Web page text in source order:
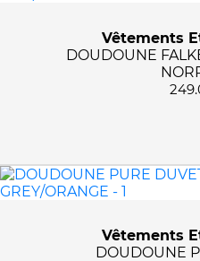
Vêtements
DOUDOUNE
Vêtements
DOUDOUNE